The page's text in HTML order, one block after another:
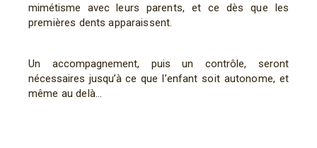
mimétisme avecleurs parents, et ce dès que les
premières dents apparaissent.
Un accompagnement, puis un contrôle, seront
nécessaires jusqu’àce que l’enfant soit autonome, et
même au delà…